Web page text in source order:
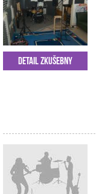
Detail zkušebny